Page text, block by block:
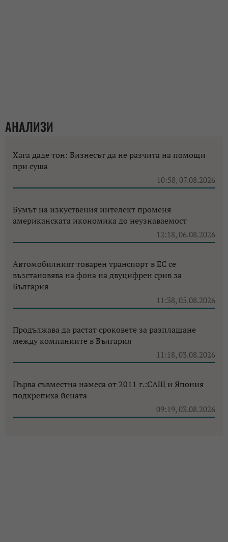
АНАЛИЗИ
Хага даде тон: Бизнесът да не разчита на помощи
при суша
10:58, 07.08.2026
Бумът на изкуствения интелект променя
американската икономика до неузнаваемост
12:18, 06.08.2026
Автомобилният товарен транспорт в ЕС се
възстановява на фона на двуцифрен срив за
България
11:38, 05.08.2026
Продължава да растат сроковете за разплащане
между компаниите в България
11:18, 03.08.2026
Първа съвместна намеса от 2011 г.:САЩ и Япония
подкрепиха йената
09:19, 03.08.2026